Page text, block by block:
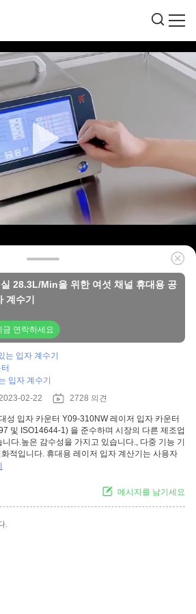
28.3L/Min을 위한 여섯 채널 휴대용 공
계수기
금 연락하세요
는 입자 계수기
입자 계수기
02-22 2728 의견
성 입자 카운터 Y09-310NW 레이저 입자 카운터
및 ISO14644-1) 을 준수하며 시장의 다른 제조업
다.높은 감수성을 가지고 있습니다., 다중 기능 기
적입니다. 휴대용 레이저 입자 계산기는 사용자
메시지를 남기세요
.